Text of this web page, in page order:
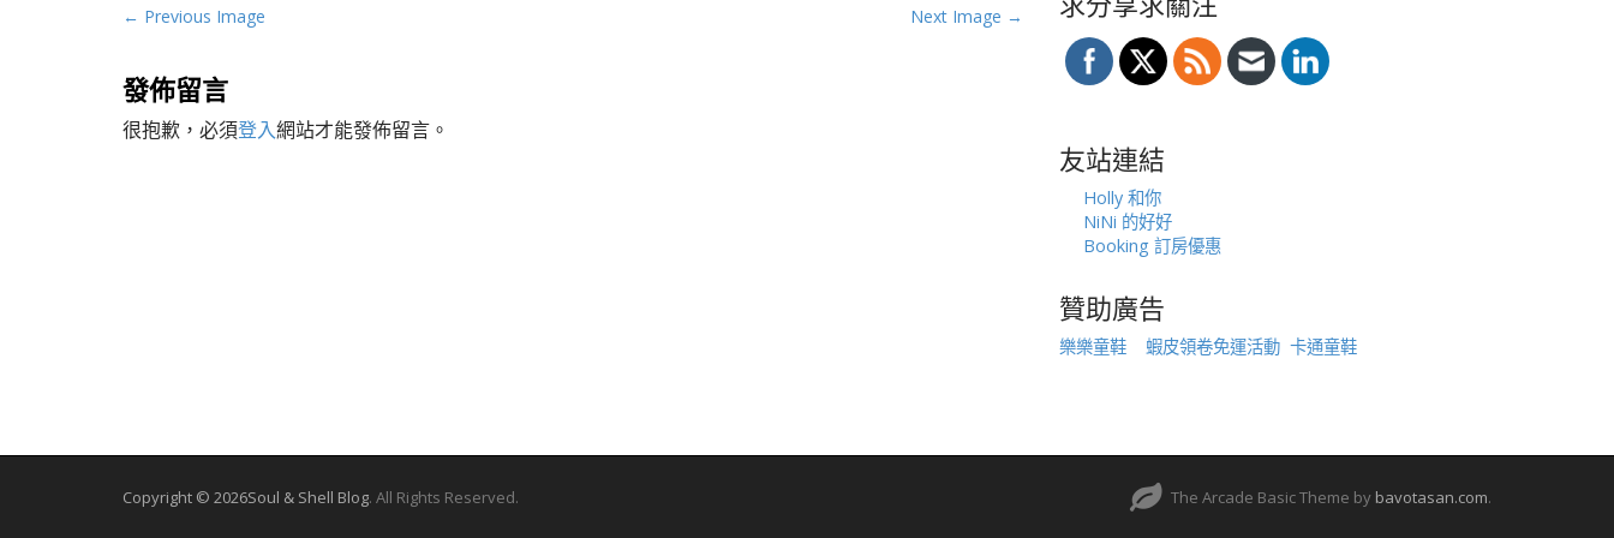
P
s
t
n
← Previous Image Next Image →
發佈留言
很抱歉，必須登入網站才能發佈留言。
友站連結
Holly 和你
NiNi 的好好
Booking 訂房優惠
贊助廣告
樂樂童鞋 蝦皮領卷免運活動 卡通童鞋
Copyright © 2026Soul & Shell Blog. All Rights Reserved. The Arcade Basic Theme by bavotasan.com.